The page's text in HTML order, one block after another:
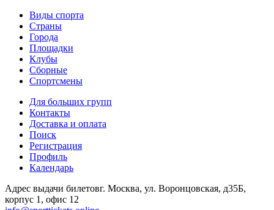
Виды спорта
Страны
Города
Площадки
Клубы
Сборные
Спортсмены
Для больших групп
Контакты
Доставка и оплата
Поиск
Регистрация
Профиль
Календарь
Адрес выдачи билетовг. Москва, ул. Воронцовская, д35Б,
корпус 1, офис 12